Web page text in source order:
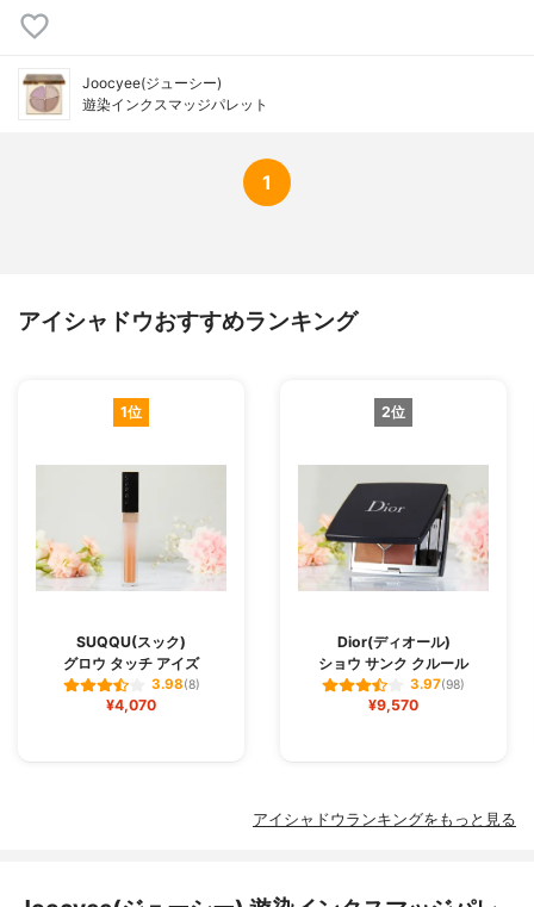
Joocyee(ジューシー)
遊染インクスマッジパレット
1
アイシャドウおすすめランキング
1位
SUQQU(スック)
グロウ タッチ アイズ
3.98(8)
¥4,070
2位
Dior(ディオール)
ショウ サンク クルール
3.97(98)
¥9,570
アイシャドウランキングをもっと見る